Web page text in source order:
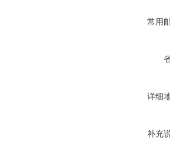
常用
详细
补充